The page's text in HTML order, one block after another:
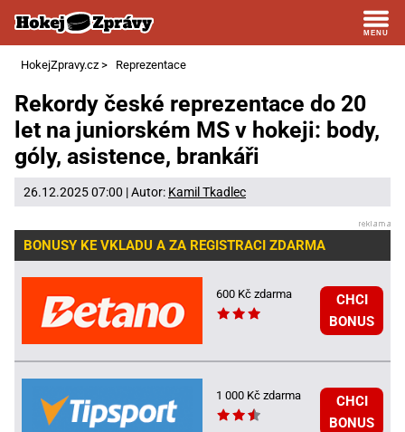
HokejZpravy.cz > Reprezentace
Rekordy české reprezentace do 20
let na juniorském MS v hokeji: body,
góly, asistence, brankáři
26.12.2025 07:00 | Autor: Kamil Tkadlec
BONUSY KE VKLADU A ZA REGISTRACI ZDARMA
600 Kč zdarma
CHCI
BONUS
1 000 Kč zdarma
CHCI
BONUS